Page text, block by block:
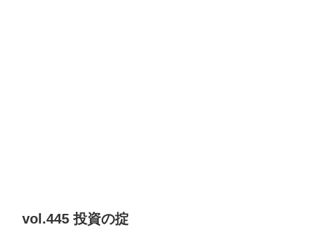
vol.445 投資の掟